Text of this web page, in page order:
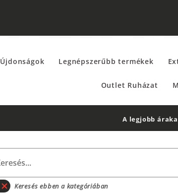
Újdonságok Legnépszerűbb termékek
Outlet Ruházat
A legjobb
Keresés ebben a kategóriában